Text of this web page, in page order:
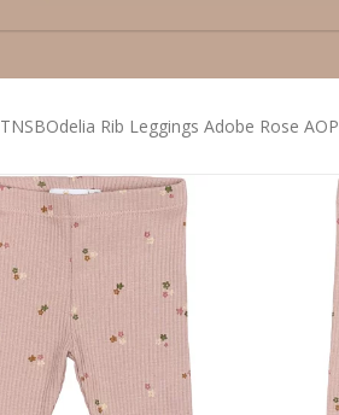
TNSBOdelia Rib Leggings Adobe Rose AOP